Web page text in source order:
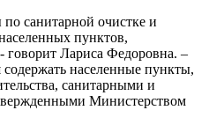
санитарной очистке и
пунктов,
говорит Лариса Федоровна. –
содержать населенные пункты,
санитарными и
Министерством